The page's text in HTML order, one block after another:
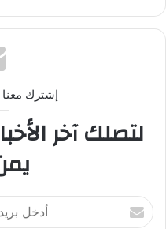
إشترك معنا
لتصلك آخر
أ
د